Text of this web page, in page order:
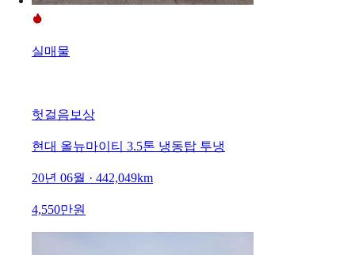
실매물
헛걸음보상
현대 올뉴마이티 3.5톤 냉동탑 투냉
20년 06월 · 442,049km
4,550만원